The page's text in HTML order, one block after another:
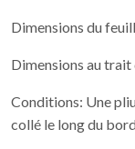
Dimensions du
Dimensions au
Conditions: Une
collé le long du